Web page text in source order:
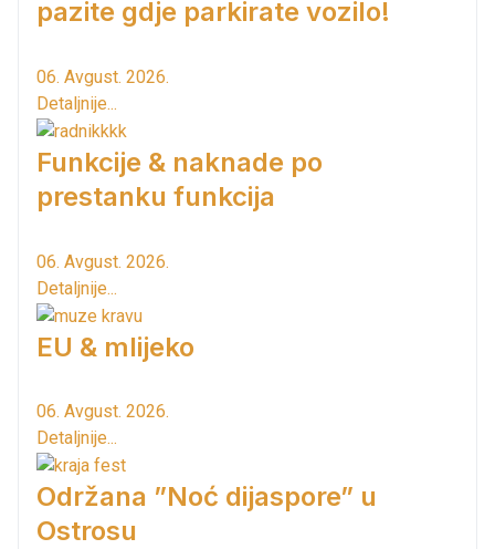
pazite gdje parkirate vozilo!
06. Avgust. 2026.
Detaljnije...
Funkcije & naknade po
prestanku funkcija
06. Avgust. 2026.
Detaljnije...
EU & mlijeko
06. Avgust. 2026.
Detaljnije...
Održana ”Noć dijaspore” u
Ostrosu